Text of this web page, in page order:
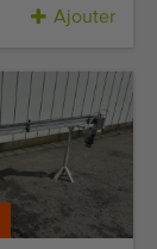
Ajouter